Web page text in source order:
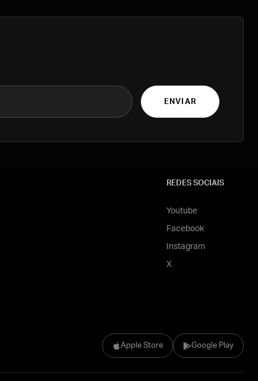
ENVIAR
Apple Store Google Play
REDES SOCIAIS
Youtube
Facebook
Instagram
X